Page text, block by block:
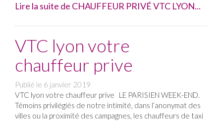
Lire la suite de CHAUFFEUR PRIVÉ VTC LYON...
VTC lyon votre
chauffeur prive
Publié le 6 janvier 2019
VTC lyon votre chauffeur prive LE PARISIEN WEEK-END.
Témoins privilégiés de notre intimité, dans l’anonymat des
villes ou la proximité des campagnes, les chauffeurs de taxi